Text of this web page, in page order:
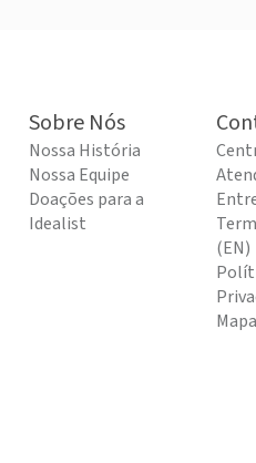
Sobre Nós
Nossa História
Nossa Equipe
Doações para a
Idealist
(EN)